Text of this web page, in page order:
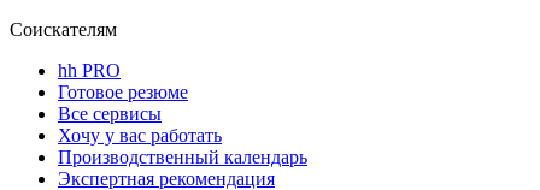
Соискателям
hh PRO
Готовое резюме
Все сервисы
Хочу у вас работать
Производственный календарь
Экспертная рекомендация